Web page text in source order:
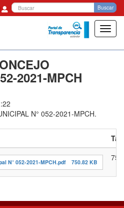
Buscar
2021-MPCH
N° 052-2021-MPCH.
N° 052-2021-MPCH.pdf 750.82 KB